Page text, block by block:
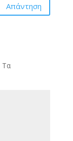
Απάντηση
Τα